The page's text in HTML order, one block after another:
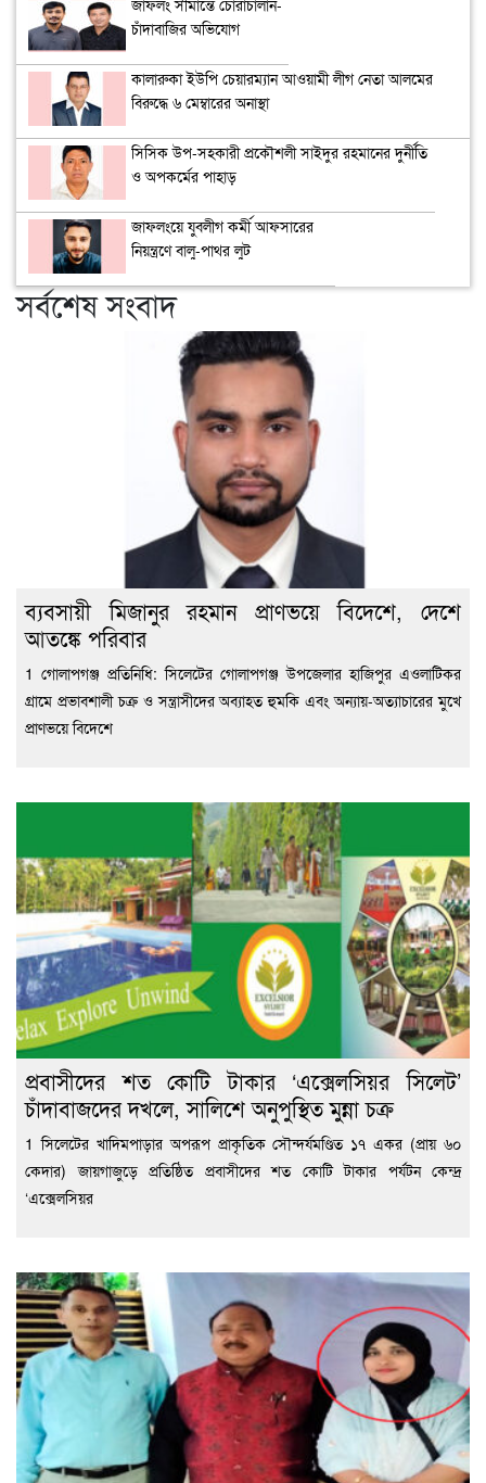
জাফলং সীমান্তে চোরাচালান-
চাঁদাবাজির অভিযোগ
কালারুকা ইউপি চেয়ারম্যান আওয়ামী লীগ নেতা আলমের
বিরুদ্ধে ৬ মেম্বারের অনাস্থা
সিসিক উপ-সহকারী প্রকৌশলী সাইদুর রহমানের দুর্নীতি
ও অপকর্মের পাহাড়
জাফলংয়ে যুবলীগ কর্মী আফসারের
নিয়ন্ত্রণে বালু-পাথর লুট
সর্বশেষ সংবাদ
ব্যবসায়ী মিজানুর রহমান প্রাণভয়ে বিদেশে, দেশে
আতঙ্কে পরিবার
1 গোলাপগঞ্জ প্রতিনিধি: সিলেটের গোলাপগঞ্জ উপজেলার হাজিপুর এওলাটিকর
গ্রামে প্রভাবশালী চক্র ও সন্ত্রাসীদের অব্যাহত হুমকি এবং অন্যায়-অত্যাচারের মুখে
প্রাণভয়ে বিদেশে
প্রবাসীদের শত কোটি টাকার ‘এক্সেলসিয়র সিলেট’
চাঁদাবাজদের দখলে, সালিশে অনুপুস্থিত মুন্না চক্র
1 সিলেটের খাদিমপাড়ার অপরূপ প্রাকৃতিক সৌন্দর্যমণ্ডিত ১৭ একর (প্রায় ৬০
কেদার) জায়গাজুড়ে প্রতিষ্ঠিত প্রবাসীদের শত কোটি টাকার পর্যটন কেন্দ্র
‘এক্সেলসিয়র